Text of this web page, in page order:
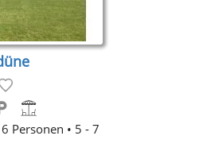
Personen • 5 - 7